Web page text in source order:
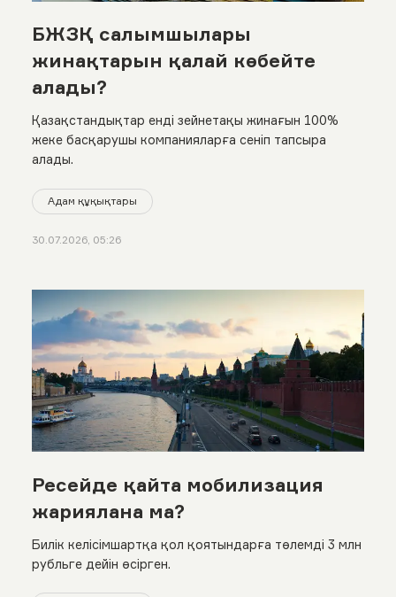
БЖЗҚ салымшылары
жинақтарын қалай көбейте
алады?
Қазақстандықтар енді зейнетақы жинағын 100%
жеке басқарушы компанияларға сеніп тапсыра
алады.
Адам құқықтары
30.07.2026, 05:26
Ресейде қайта мобилизация
жариялана ма?
Билік келісімшартқа қол қоятындарға төлемді 3 млн
рубльге дейін өсірген.